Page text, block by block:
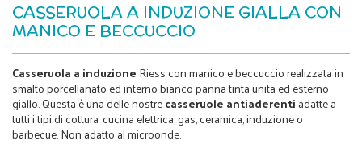
CASSERUOLA A INDUZIONE GIALLA CON
MANICO E BECCUCCIO
Casseruola a induzione Riess con manico e beccuccio realizzata in
smalto porcellanato ed interno bianco panna tinta unita ed esterno
giallo. Questa è una delle nostrecasseruole antiaderenti adatte a
tutti i tipi di cottura: cucina elettrica, gas, ceramica, induzione o
barbecue. Non adatto al microonde.